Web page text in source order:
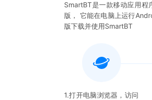
SmartBT是一款移动应用程
版， 它能在电脑上运行
版下载并使用SmartBT
1.打开电脑浏览器，访问